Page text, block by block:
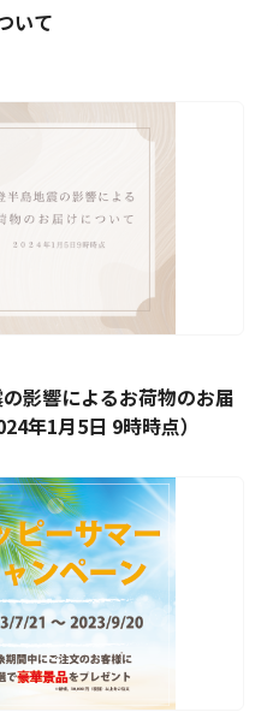
いて
影響によるお荷物のお届
年1月5日 9時時点）